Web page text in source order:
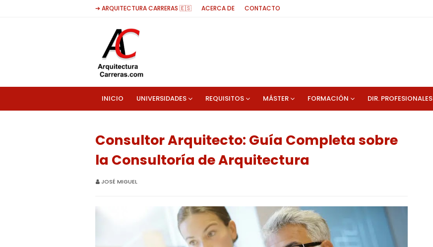
➔ ARQUITECTURA CARRERAS 🇪🇸 ACERCA DE CONTACTO
INICIO UNIVERSIDADES REQUISITOS MÁSTER FORMACIÓN DIR. PROFESIONALES
Consultor Arquitecto: Guía Completa sobre
la Consultoría de Arquitectura
JOSÉ MIGUEL